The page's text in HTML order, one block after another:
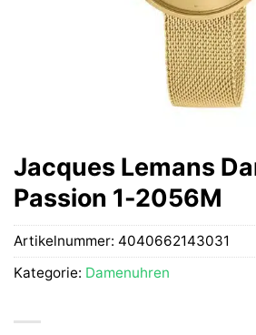
Jacques Lemans
Passion 1-2056M
Artikelnummer: 4040662143031
Kategorie: Damenuhren